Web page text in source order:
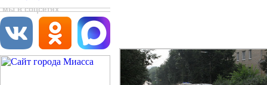
мы в соцсетях